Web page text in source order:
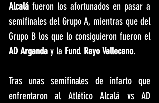
Alcalá fueron los afortunados en pasar a
semifinales del Grupo A, mientras que del
Grupo B los que lo consiguieron fueron el
AD Arganda y la Fund. Rayo Vallecano.
Tras unas semifinales de infarto que
enfrentaron al Atlético Alcalá vs AD